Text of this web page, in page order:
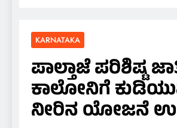
KARNATAKA
ಪಾಲ್ತಾಜೆ ಪರಿಶಿಷ್ಟ
ಕಾಲೋನಿಗೆ
ನೀರಿನ ಯೋಜನೆ